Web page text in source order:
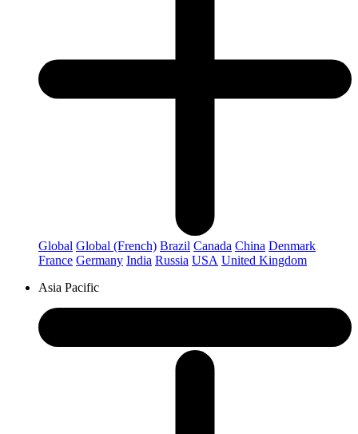
Global Global (French) Brazil Canada China Denmark
France Germany India Russia USA United Kingdom
Asia Pacific